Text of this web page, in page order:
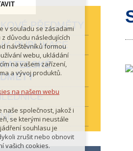
PŘEDMĚTY
PUBLIKACE
webu
(session):
volby jazyka, apod.
(Google)
na našem webu
v souladu se zásadami
důvodu následujících
návštěvníků formou
webu, ukládání
na vašem zařízení,
a vývoj produktů.
na našem webu
naše společnost, jakož i
se kterými neustále
souhlasu je
zrušit nebo obnovit
vašich cookies.